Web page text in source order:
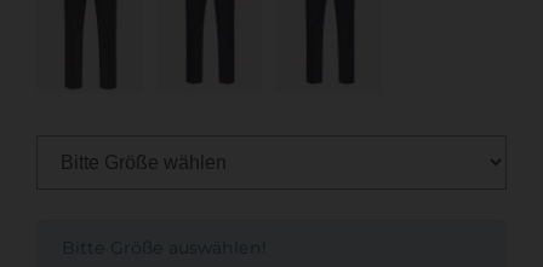
Bitte Größe auswählen!